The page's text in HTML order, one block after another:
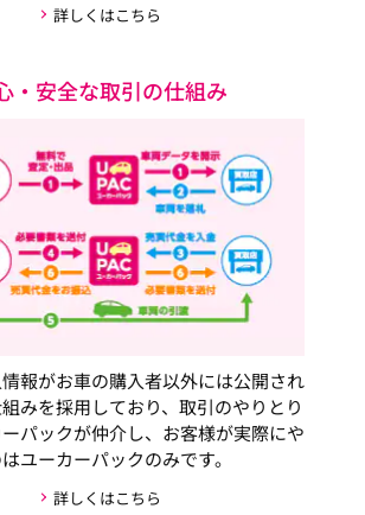
詳しくはこちら
・安全な取引の仕組み
報がお車の購入者以外には公開され
みを採用しており、取引のやりとり
パックが仲介し、お客様が実際にや
ユーカーパックのみです。
詳しくはこちら